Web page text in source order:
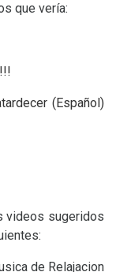
que vería:
(Español)
videos sugeridos
de Relajacion